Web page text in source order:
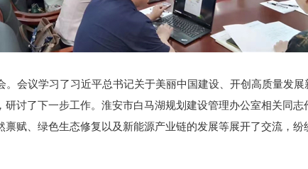
会议学习了习近平总书记关于美丽中国建设、开创高质量发展
讨了下一步工作。淮安市白马湖规划建设管理办公室相关同
禀赋、绿色生态修复以及新能源产业链的发展等展开了交流，